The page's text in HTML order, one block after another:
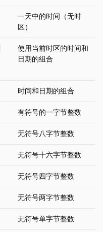
一天中的时间（无时
区）
使用当前时区的时间和
日期的组合
时间和日期的组合
有符号的一字节整数
无符号八字节整数
无符号十六字节整数
无符号四字节整数
无符号两字节整数
无符号单字节整数